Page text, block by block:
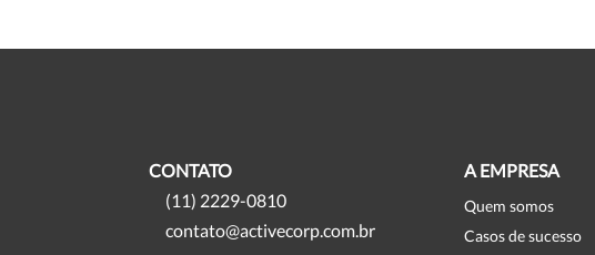
CONTATO
(11) 2229-0810
contato@activecorp.com.br
A EMPRESA
Quem somos
Casos de sucesso